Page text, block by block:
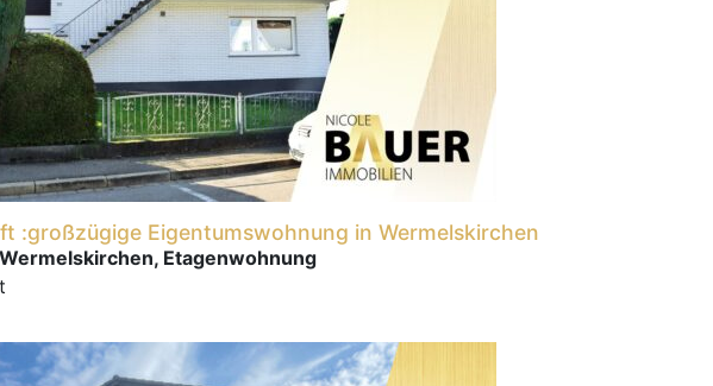
:großzügige Eigentumswohnung in Wermelskirchen
Etagenwohnung